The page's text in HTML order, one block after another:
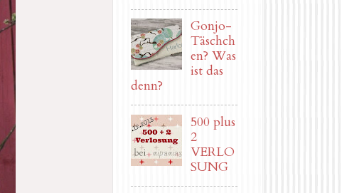
Gonjo-
Täschch
en? Was
ist das
denn?
500 plus
2
VERLO
SUNG